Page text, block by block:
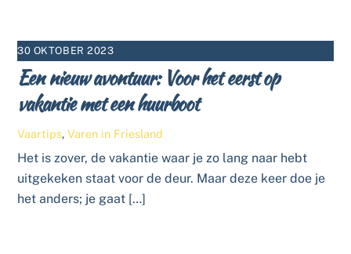
30 OKTOBER 2023
Een nieuw avontuur: Voor het eerst op
vakantie met een huurboot
Vaartips,Varen in Friesland
Het is zover, de vakantie waar je zo lang naar hebt
uitgekeken staat voor de deur. Maar deze keer doe je
het anders; je gaat […]